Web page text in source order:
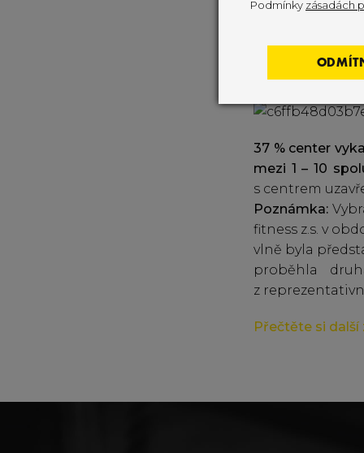
Kč, nejvyšší
37 % center
mezi 1 – 10
s centrem
Poznámka:
fitness z.s. v
vlně byla
proběhla
z
Přečtěte si
Podmínky zásadách